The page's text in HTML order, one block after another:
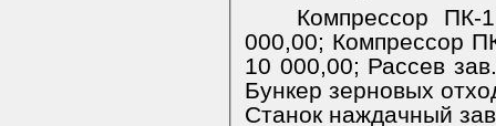
Компрессор ПК-
000,00; Компрессор
10 000,00; Рассев
Бункер зерновых
Станок наждачный